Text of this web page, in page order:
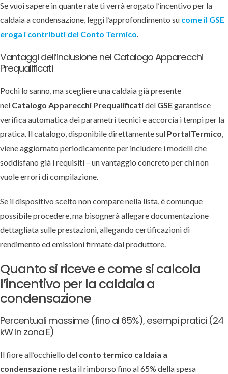
Se vuoi sapere in quante rate ti verrà erogato l’incentivo per la
caldaia a condensazione, leggi l’approfondimento su come il GSE
eroga i contributi del Conto Termico.
Vantaggi dell’inclusione nel Catalogo Apparecchi
Prequalificati
Pochi lo sanno, ma scegliere una caldaia già presente
nel Catalogo Apparecchi Prequalificatidel GSEgarantisce
verifica automatica dei parametri tecnici e accorcia i tempi per la
pratica. Il catalogo, disponibile direttamente sul PortalTermico,
viene aggiornato periodicamente per includere i modelli che
soddisfano già i requisiti – un vantaggio concreto per chi non
vuole errori di compilazione.
Se il dispositivo scelto non compare nella lista, è comunque
possibile procedere, ma bisognerà allegare documentazione
dettagliata sulle prestazioni, allegando certificazioni di
rendimento ed emissioni firmate dal produttore.
Quanto si riceve e come si calcola
l’incentivo per la caldaia a
condensazione
Percentuali massime (fino al 65%), esempi pratici (24
kW in zona E)
Il fiore all’occhiello del conto termico caldaia a
condensazioneresta il rimborso fino al 65% della spesa